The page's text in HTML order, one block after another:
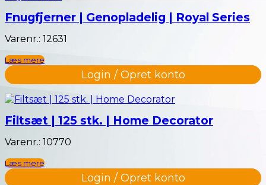
Fnugfjerner | Genopladelig | Royal Series
Varenr.: 12631
Læs mere
Login / Opret konto
Filtsæt | 125 stk. | Home Decorator
Varenr.: 10770
Læs mere
Login / Opret konto